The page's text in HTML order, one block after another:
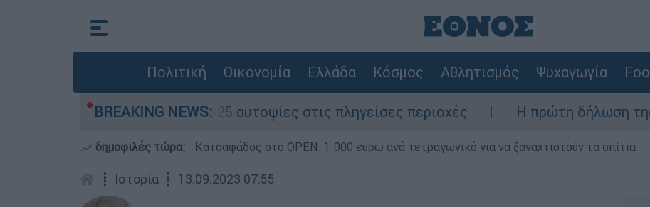
Πολιτική Οικονομία Ελλάδα Κόσμος Αθλητισμός Ψυχαγωγία
BREAKING NEWS:
325 αυτοψίες στις πληγείσες περιοχές Η πρώτη δήλωση της
δημοφιλές τώρα: Κατσαφάδος στο OPEN: 1.000 ευρώ ανά τετραγωνικό για να ξαναχτιστούν τα σπίτια
┋ Ιστορία ┋ 13.09.2023 07:55